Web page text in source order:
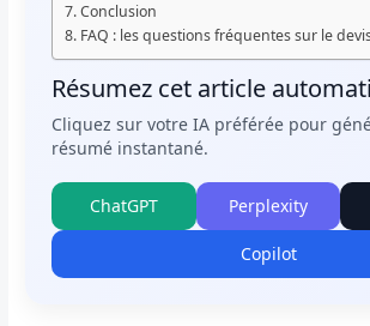
Conclusion
FAQ : les questions fréquentes sur le
Résumez cet article
Cliquez sur votre IA préférée pour
résumé instantané.
ChatGPT Perplexity
Copilot